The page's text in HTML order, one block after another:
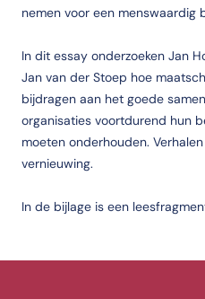
nemen voor een menswaardig
In dit essay onderzoeken Jan
Jan van der Stoep hoe
bijdragen aan het goede
organisaties voortdurend hun
moeten onderhouden.
vernieuwing.
In de bijlage is een